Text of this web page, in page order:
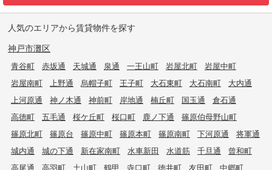
人気のエリアから賃貸物件を探す
神戸市灘区
青谷町 赤坂通 天城通 泉通 一王山町 岩屋北町
岩屋中町
岩屋南町
上野通 烏帽子町 王子町 大石東町 大石南町
大内通
上河原通
神ノ木通 神前町 岸地通 楠丘町 国玉通
倉石通
高徳町
五毛通 桜ケ丘町 桜口町 鹿ノ下通
篠原伯母野山町
篠原北町
篠原台 篠原中町 篠原本町 篠原南町 下河原通
将軍通
城内通
城の下通 新在家南町 水車新田 水道筋 千旦通
曾和町
高尾通
高羽町 土山町 鶴甲 寺口町 徳井町 友田町
中郷町